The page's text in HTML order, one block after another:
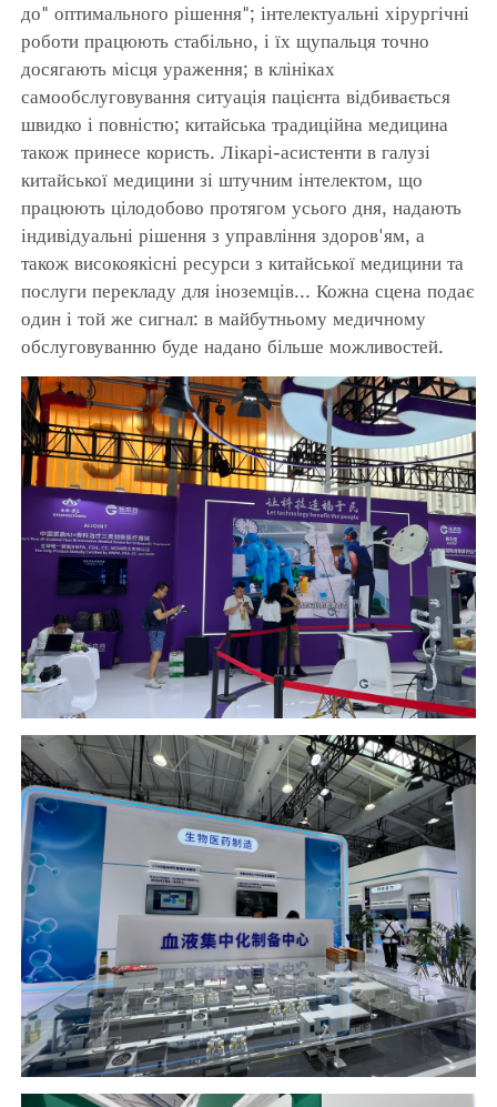
до" оптимального рішення"; інтелектуальні хірургічні
роботи працюють стабільно, і їх щупальця точно
досягають місця ураження; в клініках
самообслуговування ситуація пацієнта відбивається
швидко і повністю; китайська традиційна медицина
також принесе користь. Лікарі-асистенти в галузі
китайської медицини зі штучним інтелектом, що
працюють цілодобово протягом усього дня, надають
індивідуальні рішення з управління здоров'ям, а
також високоякісні ресурси з китайської медицини та
послуги перекладу для іноземців... Кожна сцена подає
один і той же сигнал: в майбутньому медичному
обслуговуванню буде надано більше можливостей.